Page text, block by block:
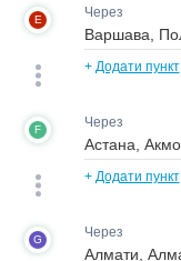
E Через
+ Додати пункт
F Через
+ Додати пункт
G Через